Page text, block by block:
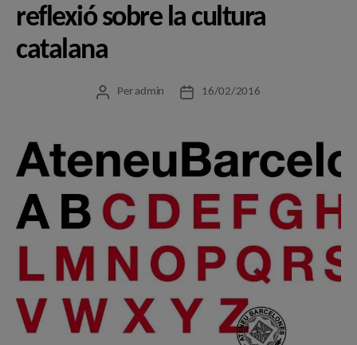
reflexió sobre la cultura
catalana
Autor
Per admin
Data16/02/2016